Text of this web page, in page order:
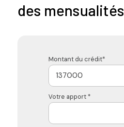
des mensualités
Montant du crédit*
Votre apport *